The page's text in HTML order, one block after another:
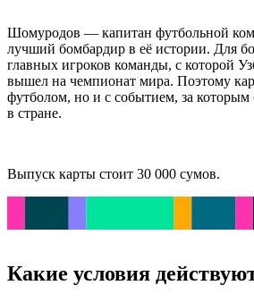
Шомуродов — капитан футбольной
лучший бомбардир в её истории. Для
главных игроков команды, с которой
вышел на чемпионат мира. Поэтому
футболом, но и с событием, за которым
в стране.
Выпуск карты стоит 30 000 сумов.
Какие условия